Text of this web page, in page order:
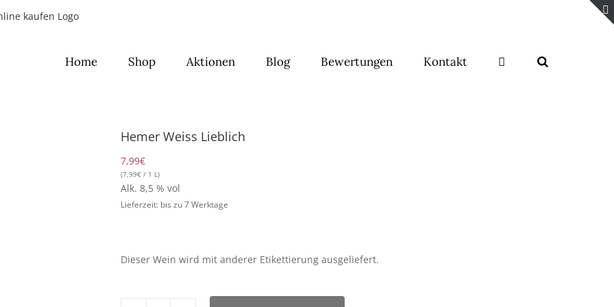
Home Shop Aktionen Blog Bewertungen Kontakt
Hemer Weiss Lieblich
7,99€
(7,99€ / 1 L)
Alk. 8,5 % vol
Lieferzeit: bis zu 7 Werktage
Dieser Wein wird mit anderer Etikettierung ausgeliefert.